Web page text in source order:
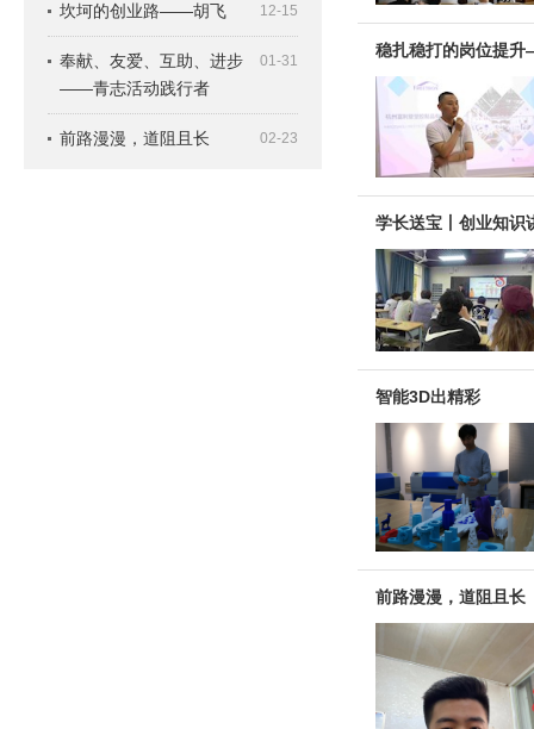
12-15
坎坷的创业路——胡飞
01-31
奉献、友爱、互助、进步
——青志活动践行者
02-23
前路漫漫，道阻且长
稳扎稳打的岗位提
学长送宝丨创业知识
智能3D出精彩
前路漫漫，道阻且长